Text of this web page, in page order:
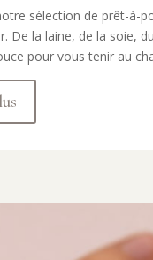
sélection de prêt-à-
De la laine, de la soie,
pour vous tenir au